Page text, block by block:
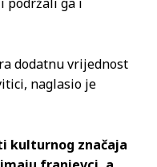
dodatnu vrijednost
naglasio je
kulturnog značaja